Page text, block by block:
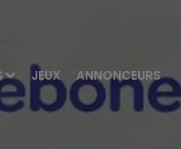
JEUX ANNONCEURS